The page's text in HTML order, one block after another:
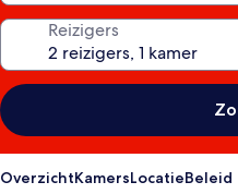
Reizigers
OverzichtKamersLocatieBeleid